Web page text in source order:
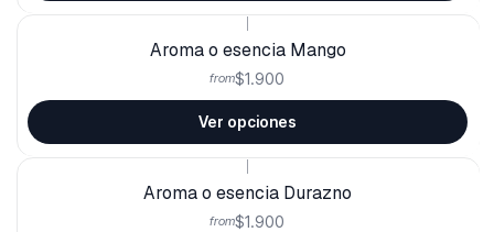
Aroma o esencia Mango
from$1.900
Ver opciones
Aroma o esencia Durazno
from$1.900